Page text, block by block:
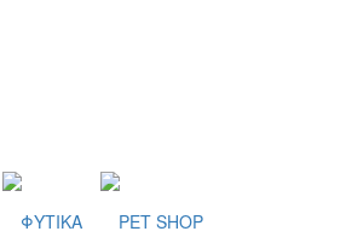
ΦΥΤΙΚΑ PET SHOP